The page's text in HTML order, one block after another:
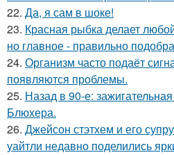
22. Да, я сам в шоке!
23. Красная рыбка делает
но главное - правильно
24. Организм часто подаёт
появляются проблемы.
25. Назад в 90-е:
Блюхера.
26. Джейсон стэтхем и его
уайтли недавно поделились